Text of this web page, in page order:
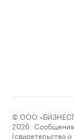
© ООО
2026. Сообщения
(свидетельство